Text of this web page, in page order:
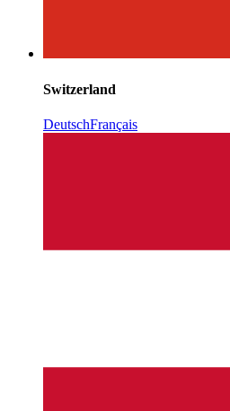
Switzerland
DeutschFrançais